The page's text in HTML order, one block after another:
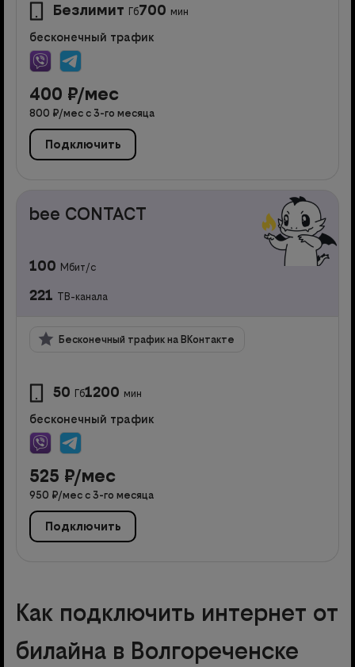
Безлимит Гб700 мин
бесконечный трафик
400 ₽/мес
800 ₽/мес с 3-го месяца
Подключить
bee CONTACT
100 Мбит/с
221 ТВ-канала
Бесконечный трафик на ВКонтакте
50 Гб1200 мин
бесконечный трафик
525 ₽/мес
950 ₽/мес с 3-го месяца
Подключить
Как подключить интернет от
билайна в Волгореченске